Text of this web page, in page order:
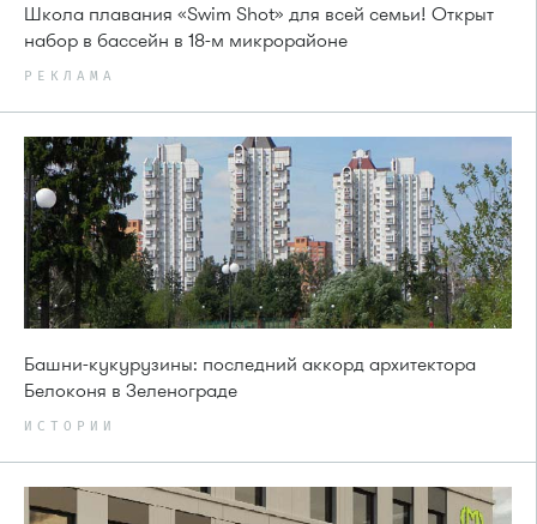
Школа плавания «Swim Shot» для всей семьи! Открыт
набор в бассейн в 18-м микрорайоне
РЕКЛАМА
Башни-кукурузины: последний аккорд архитектора
Белоконя в Зеленограде
ИСТОРИИ